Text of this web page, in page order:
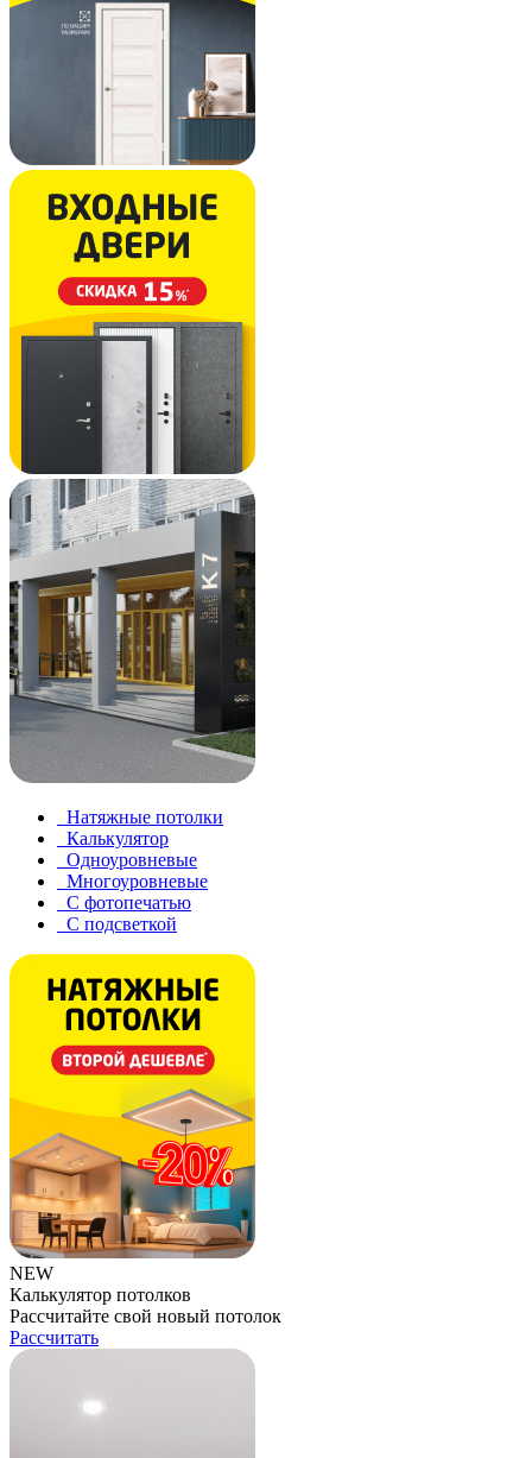
Натяжные потолки
Калькулятор
Одноуровневые
Многоуровневые
С фотопечатью
С подсветкой
NEW
Калькулятор потолков
Рассчитайте свой новый потолок
Рассчитать